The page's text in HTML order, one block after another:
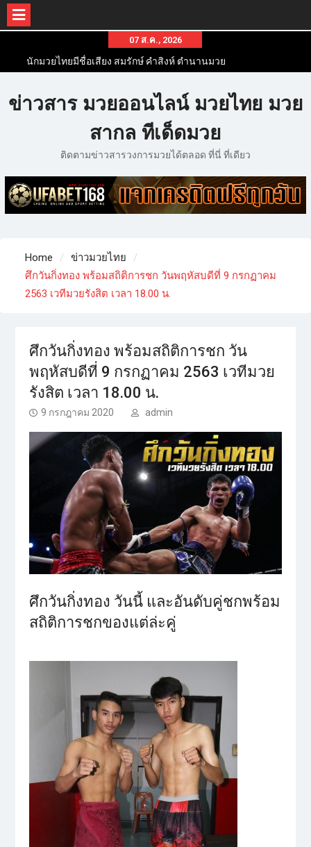
07 ส.ค., 2026
นักมวยไทยมีชื่อเสียง สมรักษ์ คำสิงห์ ตำนานมวย
สากลสมัครเล่นไทย
นักมวยไทยชื่อดัง สุดยอดนักมวยไทยที่ดังไปทั่วโลก
ข่าวมวยไทยโครตฮอต เว็บข่าวมวยในทุกๆแวดวงมี
ข่าวสารวงการมวยมากมาย
ข่าวสาร มวยออนไลน์ มวยไทย มวย
สากล ทีเด็ดมวย
ติดตามข่าวสารวงการมวยได้ตลอด ที่นี่ ที่เดียว
Home
ข่าวมวยไทย
ศึกวันกิ่งทอง พร้อมสถิติการชก วันพฤหัสบดีที่ 9 กรกฏาคม
2563 เวทีมวยรังสิต เวลา 18.00 น.
ศึกวันกิ่งทอง พร้อมสถิติการชก วัน
พฤหัสบดีที่ 9 กรกฏาคม 2563 เวทีมวย
รังสิต เวลา 18.00 น.
9 กรกฎาคม 2020 admin
ศึกวันกิ่งทอง วันนี้ และอันดับคู่ชกพร้อม
สถิติการชกของแต่ล่ะคู่